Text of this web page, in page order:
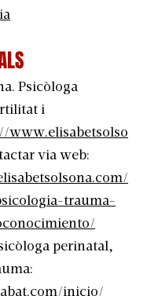
Psicòloga
i
www.elisabetsolso
via web:
trauma-
perinatal,
inicio/